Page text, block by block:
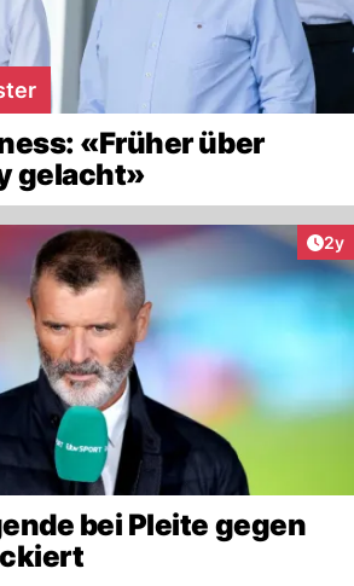
«Früher über
gelacht»
2y
bei Pleite gegen